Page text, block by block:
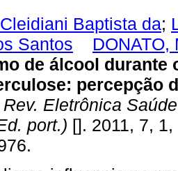
Baptista da;
Santos
DONATO,
de álcool durante
: percepção
Eletrônica
port.) []. 2011, 7,